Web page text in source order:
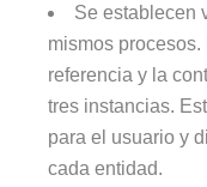
Se establecen
mismos
referencia y la
tres instancias.
para el usuario y
cada entidad.